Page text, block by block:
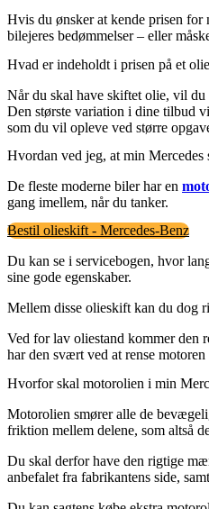
Hvis du ønsker at kende prisen for
bilejeres bedømmelser – eller
Hvad er indeholdt i prisen på et
Når du skal have skiftet olie, vil
Den største variation i dine tilbud
som du vil opleve ved større
Hvordan ved jeg, at min Mercedes
De fleste moderne biler har en
gang imellem, når du tanker.
Bestil olieskift - Mercedes-Benz
Du kan se i servicebogen, hvor
sine gode egenskaber.
Mellem disse olieskift kan du dog
Ved for lav oliestand kommer den
har den svært ved at rense
Hvorfor skal motorolien i min
Motorolien smører alle de
friktion mellem delene, som altså
Du skal derfor have den rigtige
anbefalet fra fabrikantens side,